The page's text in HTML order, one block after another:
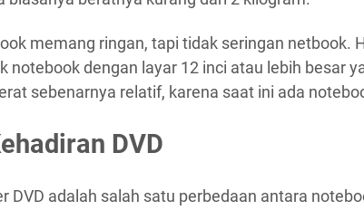
memang ringan, tapi tidak seringan netbook.
notebook dengan layar 12 inci atau lebih besar
sebenarnya relatif, karena saat ini ada
DVD
DVD adalah salah satu perbedaan antara